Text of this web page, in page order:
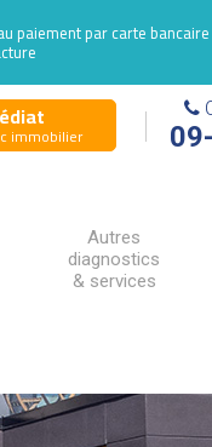
paiement par carte bancaire
immobilier
Autres
diagnostics
& services